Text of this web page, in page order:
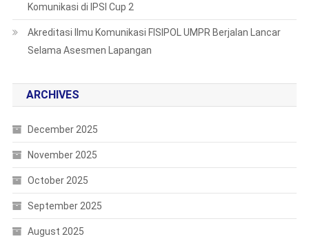
Komunikasi di IPSI Cup 2
Akreditasi Ilmu Komunikasi FISIPOL UMPR Berjalan Lancar
Selama Asesmen Lapangan
ARCHIVES
December 2025
November 2025
October 2025
September 2025
August 2025